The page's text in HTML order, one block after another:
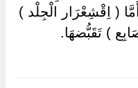
( اِقْشِعْرَار الْجِلْد )
) تَقَبُّضهَا.